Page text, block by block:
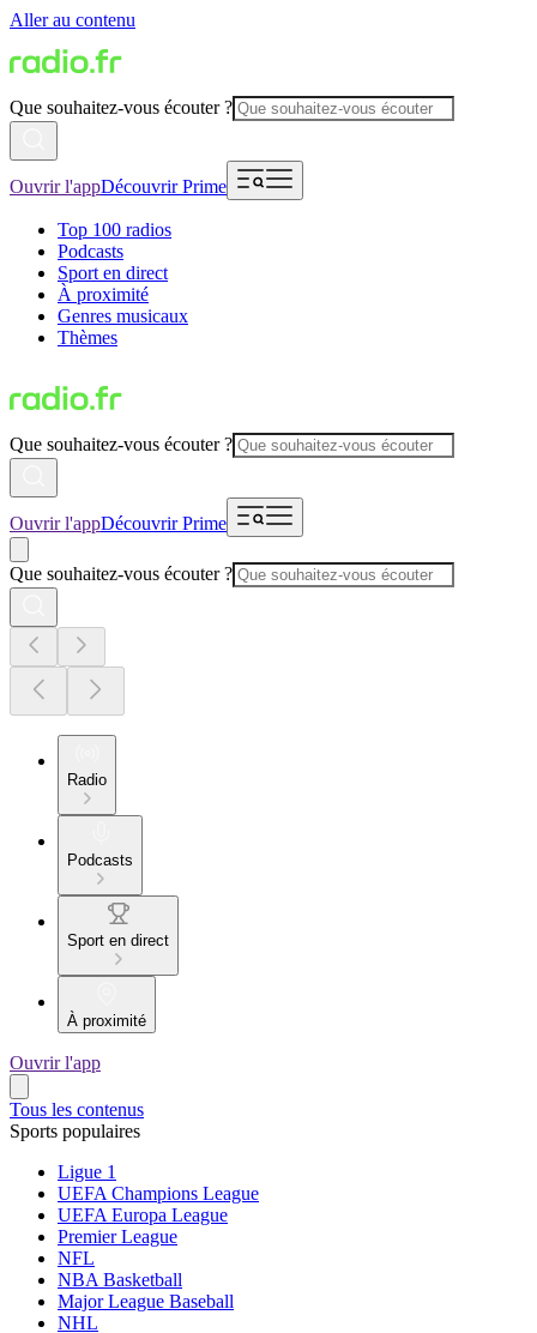
Aller au contenu
Que souhaitez-vous écouter ?
Ouvrir l'appDécouvrir Prime
Top 100 radios
Podcasts
Sport en direct
À proximité
Genres musicaux
Thèmes
Que souhaitez-vous écouter ?
Ouvrir l'appDécouvrir Prime
Que souhaitez-vous écouter ?
Radio
Podcasts
Sport en direct
À proximité
Ouvrir l'app
Tous les contenus
Sports populaires
Ligue 1
UEFA Champions League
UEFA Europa League
Premier League
NFL
NBA Basketball
Major League Baseball
NHL